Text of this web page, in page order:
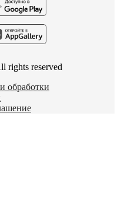
rights reserved
обработки